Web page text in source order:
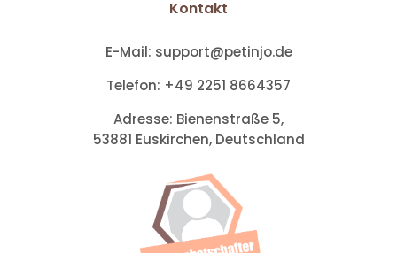
Kontakt
E-Mail: support@petinjo.de
Telefon: +49 2251 8664357
Adresse: Bienenstraße 5,
53881 Euskirchen, Deutschland